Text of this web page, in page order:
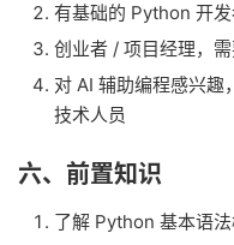
有基础的 Python 开
创业者 / 项目经理，
对 AI 辅助编程感兴趣
技术人员
六、前置知识
了解 Python 基本语法